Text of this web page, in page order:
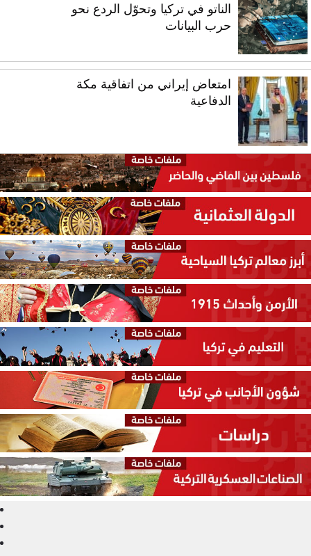
الناتو في تركيا وتحوّل الردع نحو
حرب البيانات
امتعاض إيراني من اتفاقية مكة
الدفاعية